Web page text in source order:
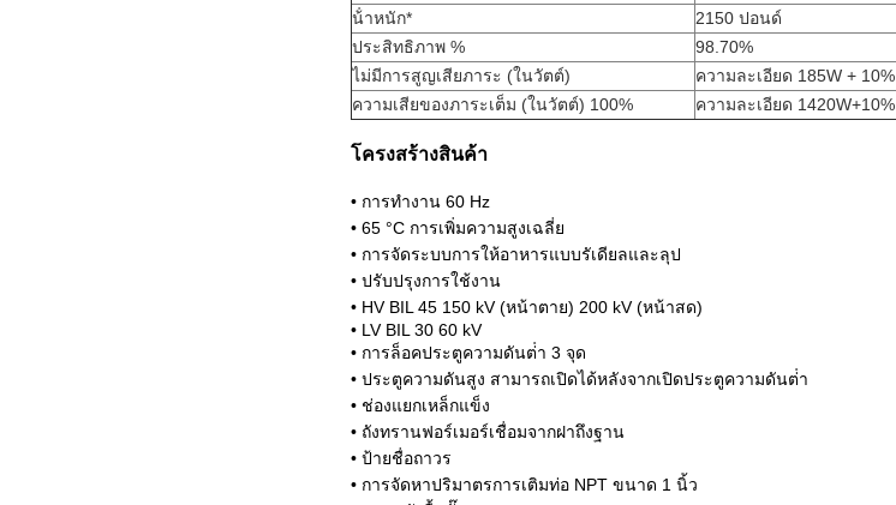
น้ําหนัก*
2150 ปอนด์
ประสิทธิภาพ %
98.70%
ไม่มีการสูญเสียภาระ (ในวัตต์)
ความละเอียด 185W + 10%
ความเสียของภาระเต็ม (ในวัตต์) 100%
ความละเอียด 1420W+10%
โครงสร้างสินค้า
• การทํางาน 60 Hz
• 65 °C การเพิ่มความสูงเฉลี่ย
• การจัดระบบการให้อาหารแบบรัเดียลและลุป
• ปรับปรุงการใช้งาน
• HV BIL 45 150 kV (หน้าตาย) 200 kV (หน้าสด)
• LV BIL 30 60 kV
• การล็อคประตูความดันต่ํา 3 จุด
• ประตูความดันสูง สามารถเปิดได้หลังจากเปิดประตูความดันต่ํา
• ช่องแยกเหล็กแข็ง
• ถังทรานฟอร์เมอร์เชื่อมจากฝาถึงฐาน
• ป้ายชื่อถาวร
• การจัดหาปริมาตรการเติมท่อ NPT ขนาด 1 นิ้ว